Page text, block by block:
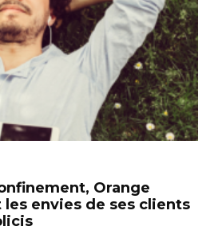
Orange
envies de ses clients